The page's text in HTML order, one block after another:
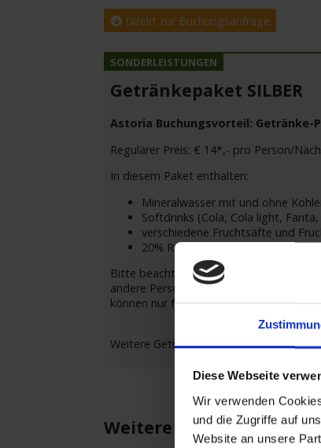
Diese Webseite
Wir verwenden
und die Zugriffe auf
Website an unsere
Direkt zur Buchungsanfrage
Getränkepaket SILBER
Astoria Buchungsvorteil: Getränke-
Regulärer Preis: € 14*,- pro Person/
In diesem Paket enthalten:
Mineralwasser mit und ohne
Softdrinks (Cola, Cola light,
verschiedene Fruchtsäfte und
20% Rabatt auf alle Flaschenweine
Bitte beachten Sie: Pro Kabine kann
andere Personen übertragbar. Die
können nur für die gesamte Dauer der
Weitere Getränkepakete gegen
Weitere Reisedetails